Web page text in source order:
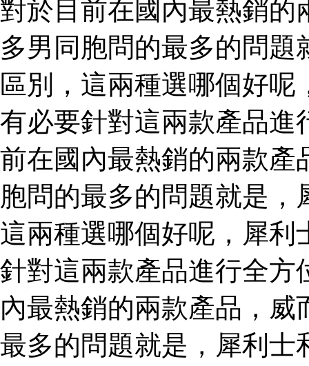
對於目前在國內最熱銷的
多男同胞問的最多的問
區別，這兩種選哪個好呢
有必要針對這兩款產品進
前在國內最熱銷的兩款產
胞問的最多的問題就是
這兩種選哪個好呢，犀利
針對這兩款產品進行全方
內最熱銷的兩款產品，
最多的問題就是，犀利士